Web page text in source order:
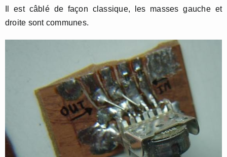
Il est câblé de façon classique, les masses gauche et
droite sont communes.